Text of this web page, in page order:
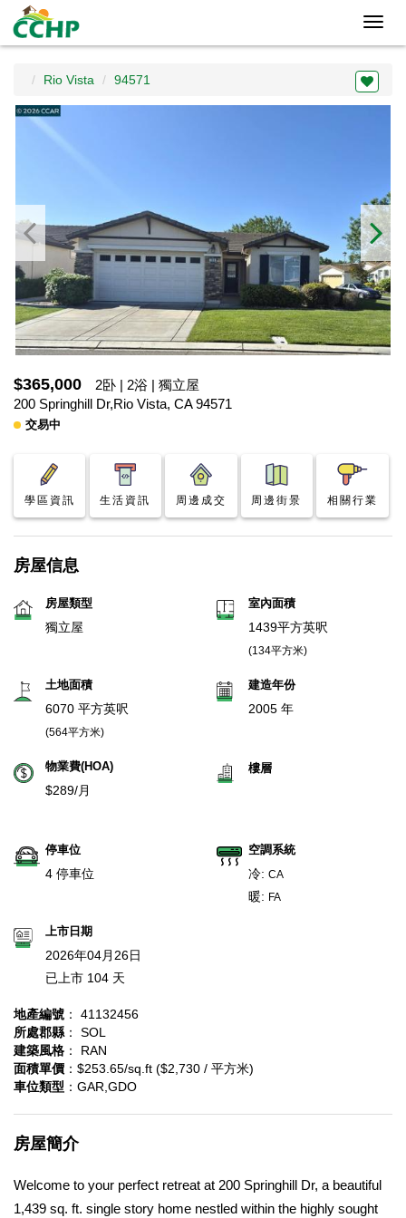
Rio Vista 94571
$365,000
2卧 | 2浴 | 獨立屋
200 Springhill Dr,Rio Vista, CA 94571
交易中
學區資訊 生活資訊 周邊成交 周邊街景 相關行業
房屋信息
房屋類型
獨立屋
室內面積
1439平方英呎
(134平方米)
土地面積
6070 平方英呎
(564平方米)
建造年份
2005 年
物業費(HOA)
$289/月
樓層
停車位
4 停車位
空調系統
冷: CA
暖: FA
上市日期
2026年04月26日
已上市 104 天
地產編號 ： 41132456
所處郡縣 ： SOL
建築風格 ： RAN
面積單價 ：$253.65/sq.ft ($2,730 / 平方米)
車位類型 ：GAR,GDO
房屋簡介
Welcome to your perfect retreat at 200 Springhill Dr, a beautiful
1,439 sq. ft. single story home nestled within the highly sought